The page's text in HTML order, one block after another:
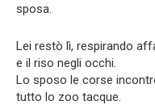
sposa.
Lei restò lì, respirando
e il riso negli occhi.
Lo sposo le corse
tutto lo zoo tacque.